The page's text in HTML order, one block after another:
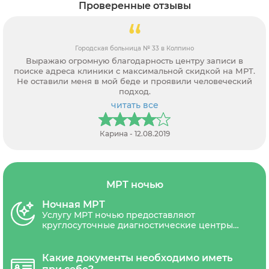
Проверенные отзывы
Городская больница № 33 в Колпино
Выражаю огромную благодарность центру записи в
поиске адреса клиники с максимальной скидкой на МРТ.
Не оставили меня в мой беде и проявили человеческий
подход.
читать все
Карина - 12.08.2019
МРТ ночью
Ночная МРТ
Услугу МРТ ночью предоставляют
круглосуточные диагностические центры
Скидичное время - с 23.00 до 8.00.
Какие документы необходимо иметь